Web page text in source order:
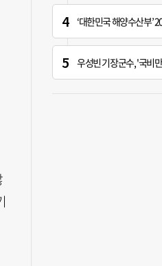
‘대한민국 해양수산부’
우성빈 기장군수, '국비만 확보하면 된다'